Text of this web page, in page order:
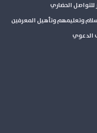
الحضاري
وتعليمهم وتأهيل المعرفين
الدعوي